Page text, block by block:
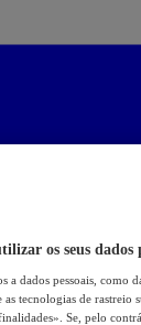
os seus dados
a dados pessoais, como
tecnologias de rastreio
Se, pelo